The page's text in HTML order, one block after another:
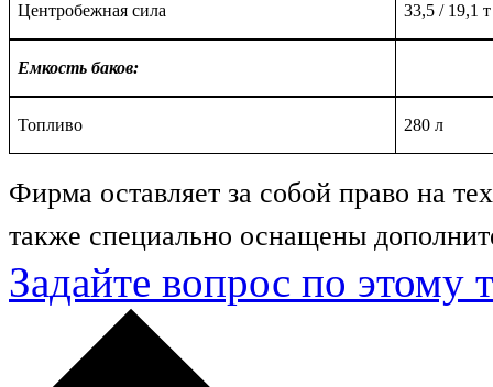
Центробежная сила 33,5 / 19,1 т
Емкость баков:
Топливо 280 л
Фирма оставляет за собой право на
также специально оснащены
Задайте вопрос по этому